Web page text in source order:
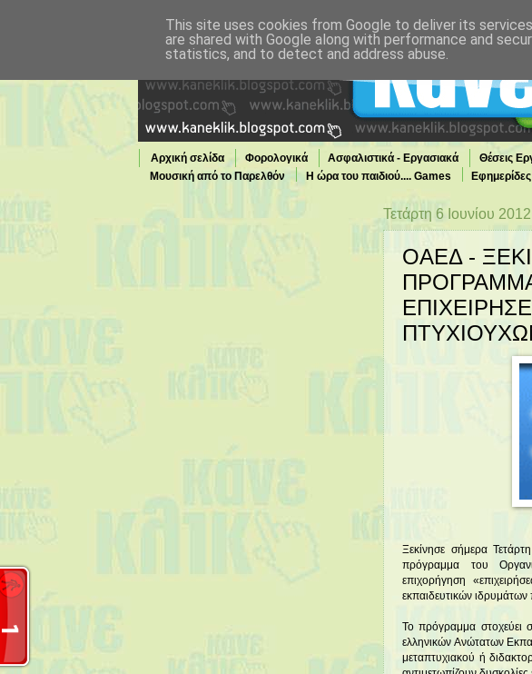
Αρχική σελίδα Φορολογικά Ασφαλιστικά - Εργασιακά Θέσεις
Μουσική από το Παρελθόν
Η ώρα του παιδιού.... Games Εφημερίδες
Τετάρτη 6 Ιουνίου 2012
ΟΑΕΔ -
Ξεκίνησε σήμερα
πρόγραμμα του
επιχορήγηση
εκπαιδευτικών ιδρυμάτων
Το πρόγραμμα στοχεύει
ελληνικών Ανώτατων
μεταπτυχιακού ή
This site uses cookies from Google to deliver its
are shared with Google along with performance and
statistics, and to detect and address abuse.